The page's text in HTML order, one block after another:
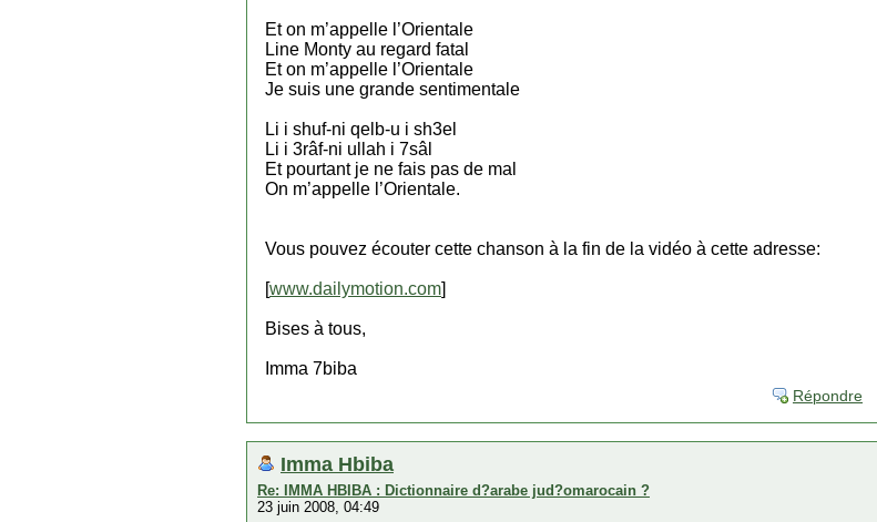
Et on m’appelle l’Orientale
Line Monty au regard fatal
Et on m’appelle l’Orientale
Je suis une grande sentimentale
Li i shuf-ni qelb-u i sh3el
Li i 3râf-ni ullah i 7sâl
Et pourtant je ne fais pas de mal
On m’appelle l’Orientale.
Vous pouvez écouter cette chanson à la fin de la vidéo à cette adresse:
[www.dailymotion.com]
Bises à tous,
Imma 7biba
Répondre
Imma Hbiba
Re: IMMA HBIBA : Dictionnaire d?arabe jud?omarocain ?
23 juin 2008, 04:49